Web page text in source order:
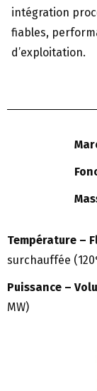
intégration
fiables,
d’exploitation.
Température –
surchauffée
Puissance –
MW)